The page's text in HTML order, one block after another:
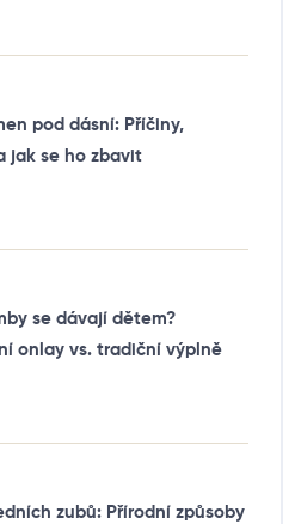
pod dásní: Příčiny,
jak se ho zbavit
se dávají dětem?
onlay vs. tradiční výplně
zubů: Přírodní způsoby